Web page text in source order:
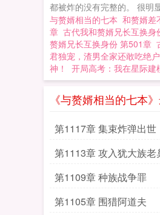
都被炸的没有完整的。 很明
与赘婿相当的七本 和赘婿差
章 古代我和赘婿兄长互换身
赘婿兄长互换身份 第501章
君独宠，渣男全家还敢吃绝
神！
开局高考：我在星际建
《与赘婿相当的七本
第1117章 集束炸弹出世
第1113章 攻入犹大族老
第1109章 种族战争罪
第1105章 围猎阿道夫